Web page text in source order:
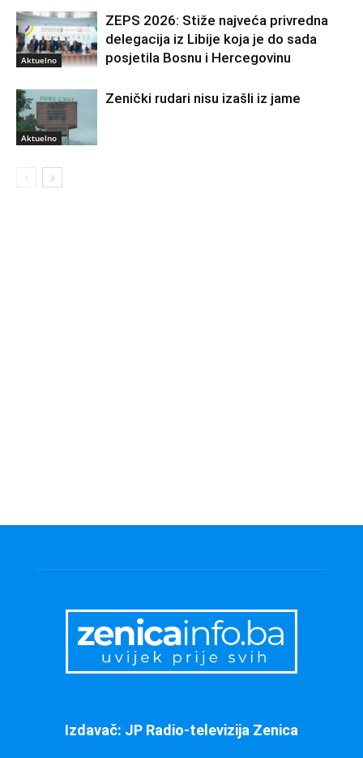
Aktuelno
ZEPS 2026: Stiže najveća privredna
delegacija iz Libije koja je do sada
posjetila Bosnu i Hercegovinu
Aktuelno
Zenički rudari nisu izašli iz jame
Izdavač: JP Radio-televizija Zenica